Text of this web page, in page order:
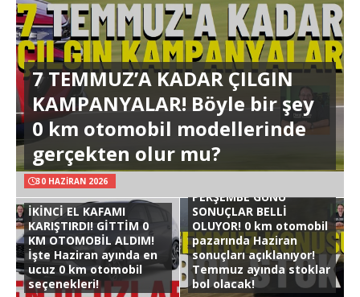
7 TEMMUZ’A KADAR ÇILGIN
KAMPANYALAR! Böyle bir şey
0 km otomobil modellerinde
gerçekten olur mu?
30 HAZIRAN 2026
İKİNCİ EL KAFAMI
KARIŞTIRDI! GİTTİM 0
KM OTOMOBİL ALDIM!
İşte Haziran ayında en
ucuz 0 km otomobil
seçenekleri!
PERŞEMBE GÜNÜ
SONUÇLAR BELLİ
OLUYOR! 0 km otomobil
pazarında Haziran
sonuçları açıklanıyor!
Temmuz ayında stoklar
bol olacak!